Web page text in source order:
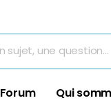
Forum Qui